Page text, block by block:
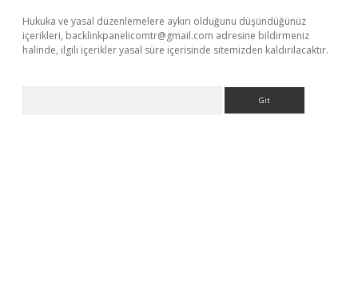
Hukuka ve yasal düzenlemelere aykırı olduğunu düşündüğünüz
içerikleri, backlinkpanelicomtr@gmail.com adresine bildirmeniz
halinde, ilgili içerikler yasal süre içerisinde sitemizden kaldırılacaktır.